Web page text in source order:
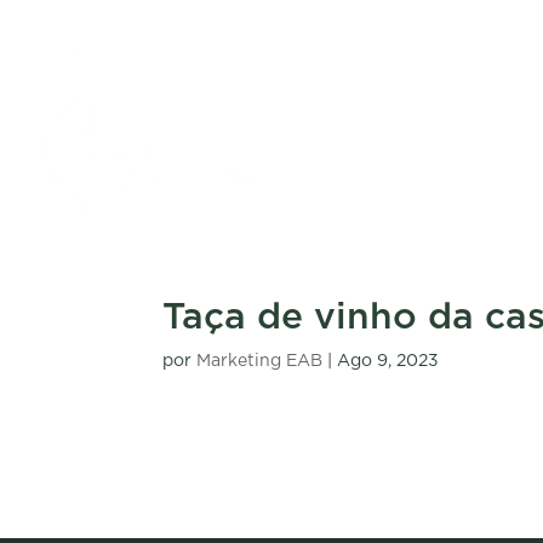
Taça de vinho da
por Marketing EAB |Ago 9, 2023